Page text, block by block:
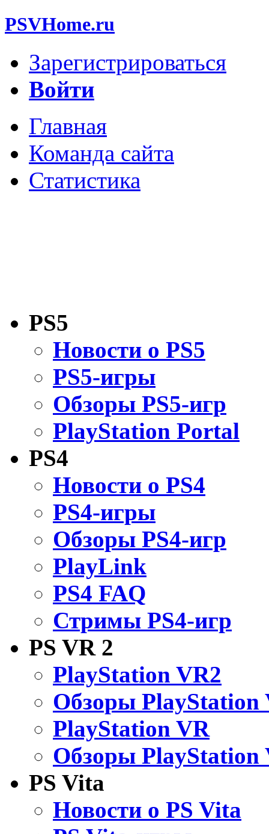
PSVHome.ru
Зарегистрироваться
Войти
Главная
Команда сайта
Статистика
PS5
Новости о PS5
PS5-игры
Обзоры PS5-игр
PlayStation Portal
PS4
Новости о PS4
PS4-игры
Обзоры PS4-игр
PlayLink
PS4 FAQ
Стримы PS4-игр
PS VR 2
PlayStation VR2
Обзоры PlayStation
PlayStation VR
Обзоры PlayStation
PS Vita
Новости о PS Vita